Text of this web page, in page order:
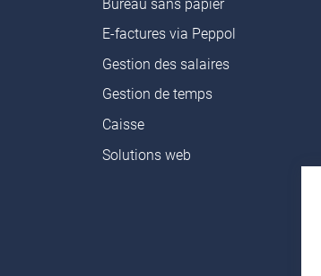
Bureau sans papier
E-factures via Peppol
Gestion des salaires
Gestion de temps
Caisse
Solutions web